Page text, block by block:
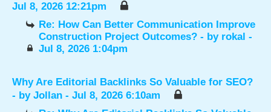
Jul 8, 2026 12:21pm
Re: How Can Better Communication Improve
Construction Project Outcomes? - by rokal -
Jul 8, 2026 1:04pm
Why Are Editorial Backlinks So Valuable for SEO?
- by Jollan - Jul 8, 2026 6:10am